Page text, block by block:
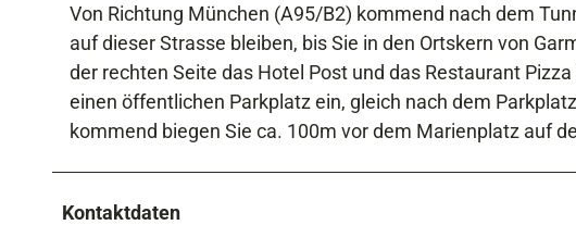
Von Richtung München (A95/B2) kommend nach dem
auf dieser Strasse bleiben, bis Sie in den Ortskern von
der rechten Seite das Hotel Post und das Restaurant
einen öffentlichen Parkplatz ein, gleich nach dem
kommend biegen Sie ca. 100m vor dem Marienplatz auf
Kontaktdaten